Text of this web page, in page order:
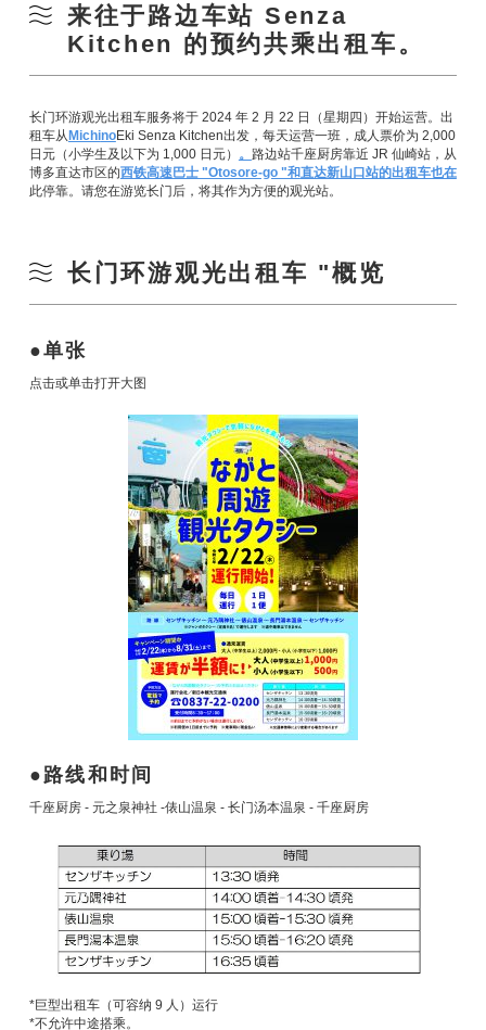
来往于路边车站 Senza
Kitchen 的预约共乘出租车。
长门环游观光出租车服务将于 2024 年 2 月 22 日（星期四）开始运营。出
租车从MichinoEki Senza Kitchen出发，每天运营一班，成人票价为 2,000
日元（小学生及以下为 1,000 日元） 。 路边站千座厨房靠近 JR 仙崎站，从
博多直达市区的西铁高速巴士 "Otosore-go "和直达新山口站的出租车也在
此停靠。请您在游览长门后，将其作为方便的观光站。
长门环游观光出租车 "概览
单张
点击或单击打开大图
路线和时间
千座厨房 - 元之泉神社 -俵山温泉 - 长门汤本温泉 - 千座厨房
*巨型出租车（可容纳 9 人）运行
*不允许中途搭乘。